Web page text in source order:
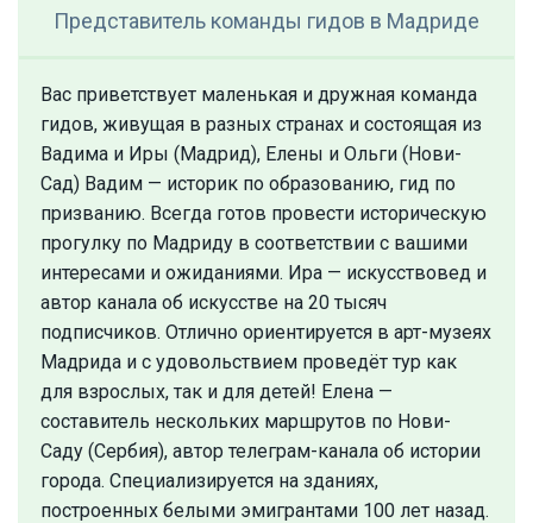
Представитель команды гидов в Мадриде
Вас приветствует маленькая и дружная команда
гидов, живущая в разных странах и состоящая из
Вадима и Иры (Мадрид), Елены и Ольги (Нови-
Сад) Вадим — историк по образованию, гид по
призванию. Всегда готов провести историческую
прогулку по Мадриду в соответствии с вашими
интересами и ожиданиями. Ира — искусствовед и
автор канала об искусстве на 20 тысяч
подписчиков. Отлично ориентируется в арт-музеях
Мадрида и с удовольствием проведёт тур как
для взрослых, так и для детей! Елена —
составитель нескольких маршрутов по Нови-
Саду (Сербия), автор телеграм-канала об истории
города. Специализируется на зданиях,
построенных белыми эмигрантами 100 лет назад.